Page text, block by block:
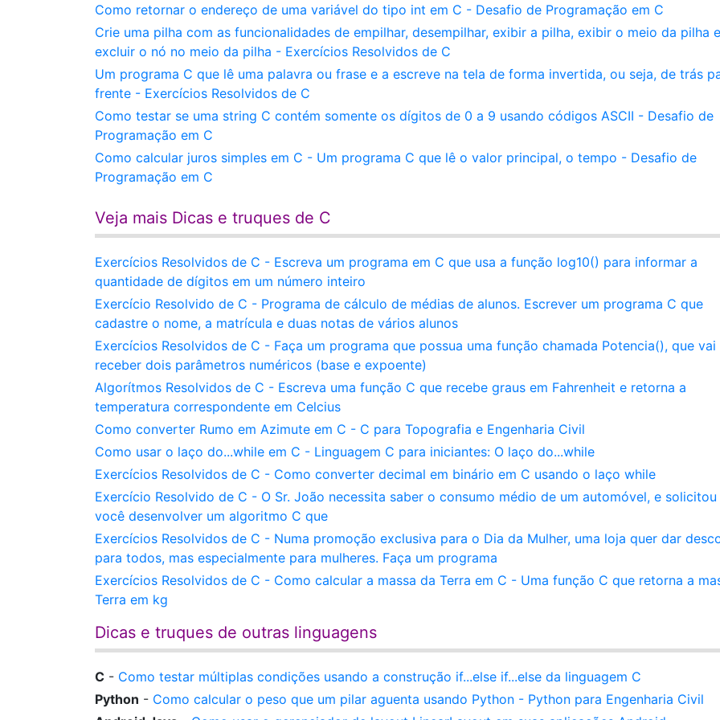
Como retornar o endereço de uma variável do tipo int em C - Desafio de Programação em C
Crie uma pilha com as funcionalidades de empilhar, desempilhar, exibir a pilha, exibir o meio da pilha e
excluir o nó no meio da pilha - Exercícios Resolvidos de C
Um programa C que lê uma palavra ou frase e a escreve na tela de forma invertida, ou seja, de trás
frente - Exercícios Resolvidos de C
Como testar se uma string C contém somente os dígitos de 0 a 9 usando códigos ASCII - Desafio de
Programação em C
Como calcular juros simples em C - Um programa C que lê o valor principal, o tempo - Desafio de
Programação em C
Veja mais Dicas e truques de C
Exercícios Resolvidos de C - Escreva um programa em C que usa a função log10() para informar a
quantidade de dígitos em um número inteiro
Exercício Resolvido de C - Programa de cálculo de médias de alunos. Escrever um programa C que
cadastre o nome, a matrícula e duas notas de vários alunos
Exercícios Resolvidos de C - Faça um programa que possua uma função chamada Potencia(), que vai
receber dois parâmetros numéricos (base e expoente)
Algorítmos Resolvidos de C - Escreva uma função C que recebe graus em Fahrenheit e retorna a
temperatura correspondente em Celcius
Como converter Rumo em Azimute em C - C para Topografia e Engenharia Civil
Como usar o laço do...while em C - Linguagem C para iniciantes: O laço do...while
Exercícios Resolvidos de C - Como converter decimal em binário em C usando o laço while
Exercício Resolvido de C - O Sr. João necessita saber o consumo médio de um automóvel, e solicitou
você desenvolver um algoritmo C que
Exercícios Resolvidos de C - Numa promoção exclusiva para o Dia da Mulher, uma loja quer dar
para todos, mas especialmente para mulheres. Faça um programa
Exercícios Resolvidos de C - Como calcular a massa da Terra em C - Uma função C que retorna a
Terra em kg
Dicas e truques de outras linguagens
C - Como testar múltiplas condições usando a construção if...else if...else da linguagem C
Python - Como calcular o peso que um pilar aguenta usando Python - Python para Engenharia Civil